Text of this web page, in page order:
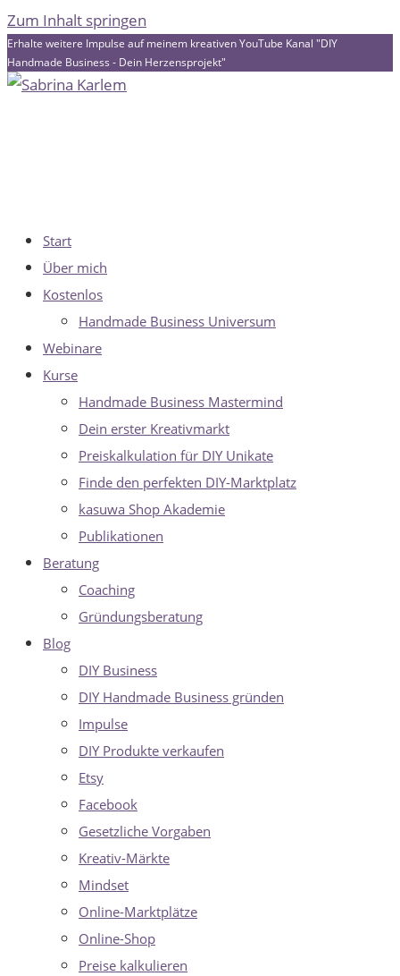
Zum Inhalt springen
Erhalte weitere Impulse auf meinem kreativen YouTube Kanal "DIY
Handmade Business - Dein Herzensprojekt"
Start
Über mich
Kostenlos
Handmade Business Universum
Webinare
Kurse
Handmade Business Mastermind
Dein erster Kreativmarkt
Preiskalkulation für DIY Unikate
Finde den perfekten DIY-Marktplatz
kasuwa Shop Akademie
Publikationen
Beratung
Coaching
Gründungsberatung
Blog
DIY Business
DIY Handmade Business gründen
Impulse
DIY Produkte verkaufen
Etsy
Facebook
Gesetzliche Vorgaben
Kreativ-Märkte
Mindset
Online-Marktplätze
Online-Shop
Preise kalkulieren